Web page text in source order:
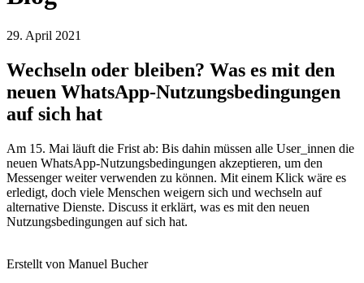
29. April 2021
Wechseln oder bleiben? Was es mit den
neuen WhatsApp-Nutzungsbedingungen
auf sich hat
Am 15. Mai läuft die Frist ab: Bis dahin müssen alle User_innen die
neuen WhatsApp-Nutzungsbedingungen akzeptieren, um den
Messenger weiter verwenden zu können. Mit einem Klick wäre es
erledigt, doch viele Menschen weigern sich und wechseln auf
alternative Dienste. Discuss it erklärt, was es mit den neuen
Nutzungsbedingungen auf sich hat.
Erstellt von Manuel Bucher